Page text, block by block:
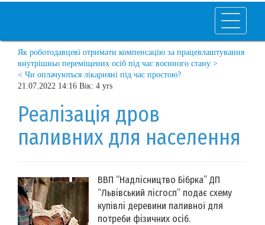
Як роботодавцеві отримати компенсацію за працевлаштування
внутрішньо переміщених осіб під час воєнного стану >
< Чи оплачуються лікарняні під час простою?
21.07.2022 14:16 Вік: 4 yrs
Реалізація дров
паливних для населення
ВВП “Надлісництво Бібрка” ДП
“Львівський лісгосп” подає схему
купівлі деревини паливної для
потреби фізичних осіб.